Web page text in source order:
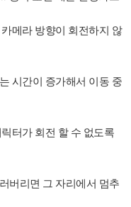
메라 방향이 회전하지 않
시간이 증가해서 이동 중
터가 회전 할 수 없도록
버리면 그 자리에서 멈추